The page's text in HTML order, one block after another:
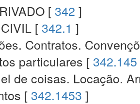
[ 342 ]
[ 342.1 ]
Contratos.
particulares [ 342.145
de coisas. Locação.
[ 342.1453 ]